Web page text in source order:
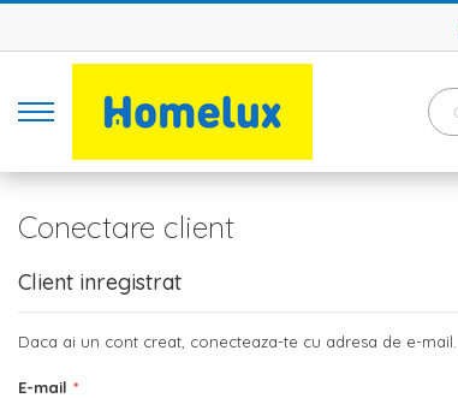
Conectare client
Client inregistrat
Daca ai un cont creat, conecteaza-te cu adresa de e-mail.
E-mail